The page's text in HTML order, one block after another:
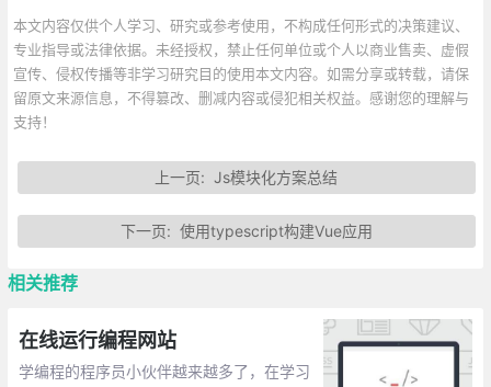
本文内容仅供个人学习、研究或参考使用，不构成任何形式的决策建议、
专业指导或法律依据。未经授权，禁止任何单位或个人以商业售卖、虚假
宣传、侵权传播等非学习研究目的使用本文内容。如需分享或转载，请保
留原文来源信息，不得篡改、删减内容或侵犯相关权益。感谢您的理解与
支持！
上一页:Js模块化方案总结
下一页: 使用typescript构建Vue应用
相关推荐
在线运行编程网站
学编程的程序员小伙伴越来越多了，在学习